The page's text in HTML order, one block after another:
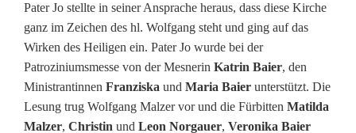
s
e
m
i
Pater Jo stellte in seiner Ansprache heraus, dass diese Kirche
ganz im Zeichen des hl. Wolfgang steht und ging auf das
Wirken des Heiligen ein. Pater Jo wurde bei der
Patroziniumsmesse von der Mesnerin Katrin Baier, den
Ministrantinnen Franziska und Maria Baier unterstützt. Die
Lesung trug Wolfgang Malzer vor und die Fürbitten Matilda
Malzer, Christin und Leon Norgauer, Veronika Baier